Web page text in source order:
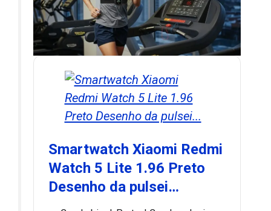
Smartwatch Xiaomi Redmi
Watch 5 Lite 1.96 Preto
Desenho da pulsei…